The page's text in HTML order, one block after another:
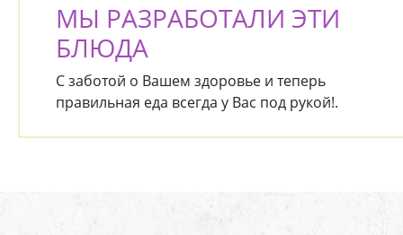
МЫ РАЗРАБОТАЛИ ЭТИ
БЛЮДА
С заботой о Вашем здоровье и теперь
правильная еда всегда у Вас под рукой!.